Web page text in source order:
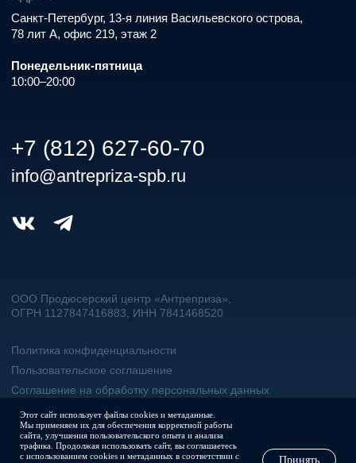
Этот сайт использует файлы cookies и метаданные.
Мы применяем их для обеспечения корректной работы
сайта, улучшения пользовательского опыта и анализа
трафика. Продолжая использовать сайт, вы соглашаетесь
с использованием cookies и метаданных в соответствии с
Принять